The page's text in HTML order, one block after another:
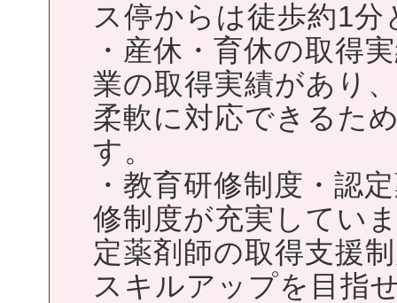
ス停からは徒歩約1
・産休・育休の取得
業の取得実績があり
柔軟に対応できるた
す。
・教育研修制度・認
修制度が充実してい
定薬剤師の取得支援
スキルアップを目指